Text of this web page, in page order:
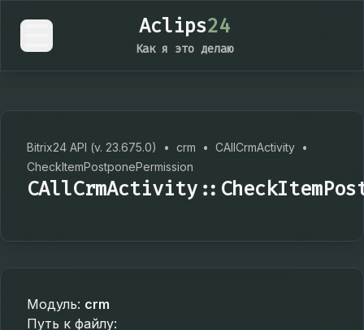
Aclips24
Как я это делаю
Bitrix24 API (v. 23.675.0) • crm • CAllCrmActivity •
CheckItemPostponePermission
Модуль: crm
Путь к файлу: